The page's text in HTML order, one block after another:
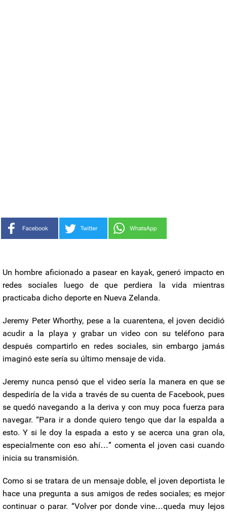
Un hombre aficionado a pasear en kayak, generó impacto en
redes sociales luego de que perdiera la vida mientras
practicaba dicho deporte en Nueva Zelanda.
Jeremy Peter Whorthy, pese a la cuarentena, el joven decidió
acudir a la playa y grabar un video con su teléfono para
después compartirlo en redes sociales, sin embargo jamás
imaginó este sería su último mensaje de vida.
Jeremy nunca pensó que el video sería la manera en que se
despediría de la vida a través de su cuenta de Facebook, pues
se quedó navegando a la deriva y con muy poca fuerza para
navegar. “Para ir a donde quiero tengo que dar la espalda a
esto. Y si le doy la espada a esto y se acerca una gran ola,
especialmente con eso ahí…” comenta el joven casi cuando
inicia su transmisión.
Como si se tratara de un mensaje doble, el joven deportista le
hace una pregunta a sus amigos de redes sociales; es mejor
continuar o parar. “Volver por donde vine…queda muy lejos